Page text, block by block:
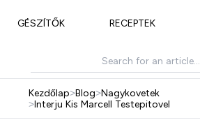
KIEGÉSZÍTŐK RECEPTEK
Kezdőlap>Blog>Nagykovetek
>Interju Kis Marcell Testepitovel